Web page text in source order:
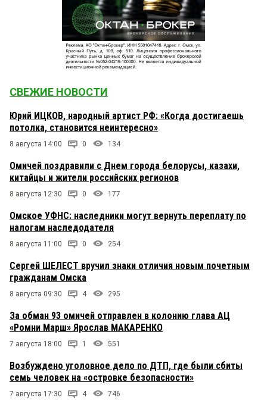
СВЕЖИЕ НОВОСТИ
Юрий ИЦКОВ, народный артист РФ: «Когда достигаешь
потолка, становится неинтересно»
8 августа 14:00 0 134
Омичей поздравили с Днем города белорусы, казахи,
китайцы и жители российских регионов
8 августа 12:30 0 177
Омское УФНС: наследники могут вернуть переплату по
налогам наследодателя
8 августа 11:00 0 254
Сергей ШЕЛЕСТ вручил знаки отличия новым почетным
гражданам Омска
8 августа 09:30 4 295
За обман 93 омичей отправлен в колонию глава АЦ
«Ромни Марш» Ярослав МАКАРЕНКО
7 августа 18:00 1 551
Возбуждено уголовное дело по ДТП, где были сбиты
семь человек на «островке безопасности»
7 августа 17:30 4 746